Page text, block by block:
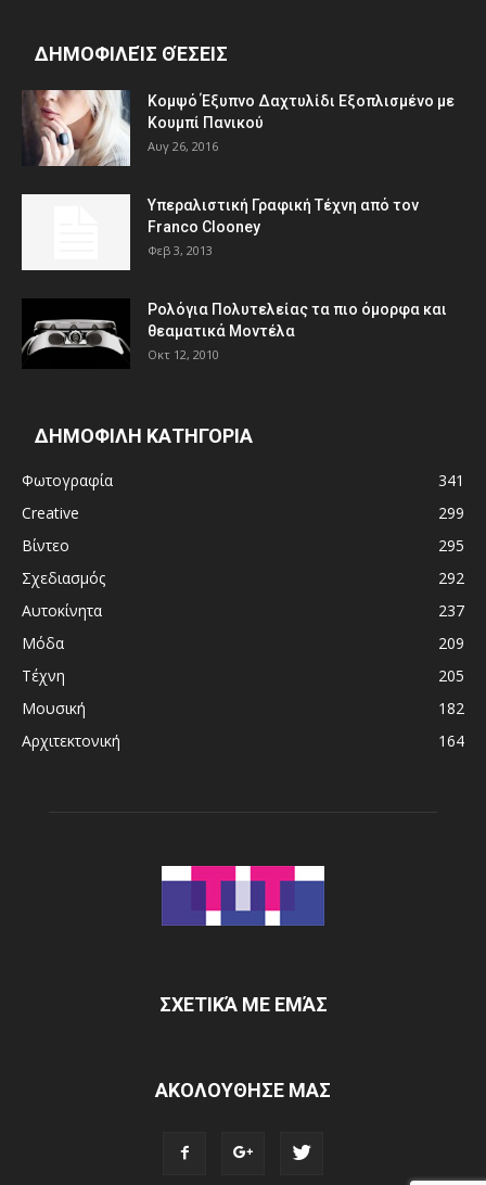
ΔΗΜΟΦΙΛΕΊΣ ΘΈΣΕΙΣ
Κομψό Έξυπνο Δαχτυλίδι Εξοπλισμένο με
Κουμπί Πανικού
Αυγ 26, 2016
Υπεραλιστική Γραφική Τέχνη από τον
Franco Clooney
Φεβ 3, 2013
Ρολόγια Πολυτελείας τα πιο όμορφα και
θεαματικά Μοντέλα
Οκτ 12, 2010
ΔΗΜΟΦΙΛΗ ΚΑΤΗΓΟΡΙΑ
Φωτογραφία
341
Creative
299
Βίντεο
295
Σχεδιασμός
292
Αυτοκίνητα
237
Μόδα
209
Τέχνη
205
Μουσική
182
Αρχιτεκτονική
164
ΣΧΕΤΙΚΆ ΜΕ ΕΜΆΣ
ΑΚΟΛΟΥΘΗΣΕ ΜΑΣ